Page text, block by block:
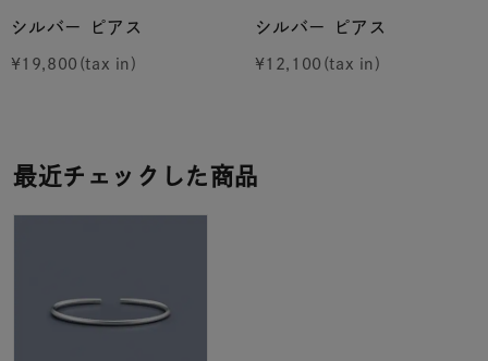
シルバー ピアス
¥19,800
シルバー ピアス
¥12,100
最近チェックした商品